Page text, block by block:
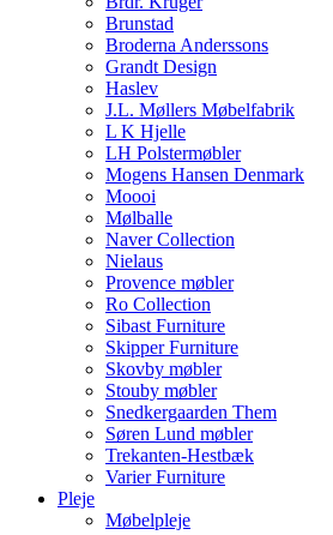
Brunstad
Broderna Anderssons
Grandt Design
Haslev
J.L. Møllers Møbelfabrik
L K Hjelle
LH Polstermøbler
Mogens Hansen Denmark
Moooi
Mølballe
Naver Collection
Nielaus
Provence møbler
Ro Collection
Sibast Furniture
Skipper Furniture
Skovby møbler
Stouby møbler
Snedkergaarden Them
Søren Lund møbler
Trekanten-Hestbæk
Varier Furniture
Pleje
Møbelpleje